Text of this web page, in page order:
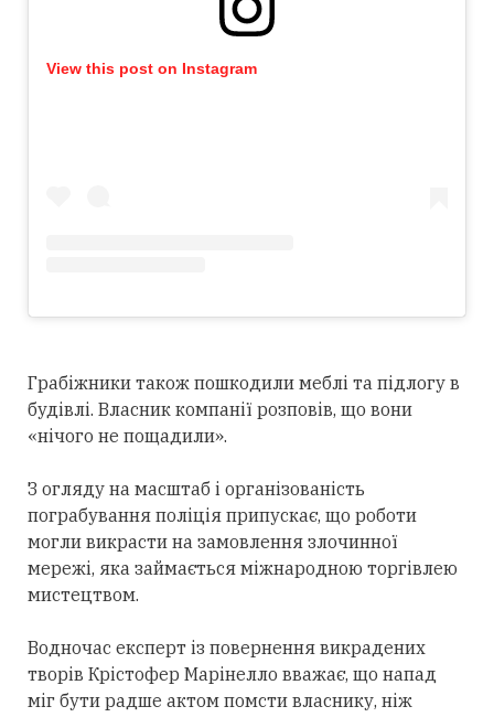
View this post on Instagram
Грабіжники також пошкодили меблі та підлогу в
будівлі. Власник компанії розповів, що вони
«нічого не пощадили».
З огляду на масштаб і організованість
пограбування поліція припускає, що роботи
могли викрасти на замовлення злочинної
мережі, яка займається міжнародною торгівлею
мистецтвом.
Водночас експерт із повернення викрадених
творів Крістофер Марінелло вважає, що напад
міг бути радше актом помсти власнику, ніж